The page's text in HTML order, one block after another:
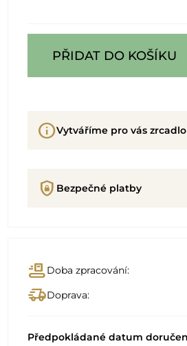
PŘIDAT DO KOŠÍKU
infoVytváříme pro vás zrcadlo
shield_lock Bezpečné platby
conveyor_beltDoba zpracování:
delivery_truck_speedDoprava:
Předpokládané datum